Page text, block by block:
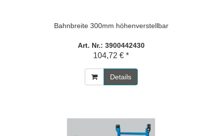
Bahnbreite 300mm höhenverstellbar
Art. Nr.: 3900442430
104,72 € *
Details